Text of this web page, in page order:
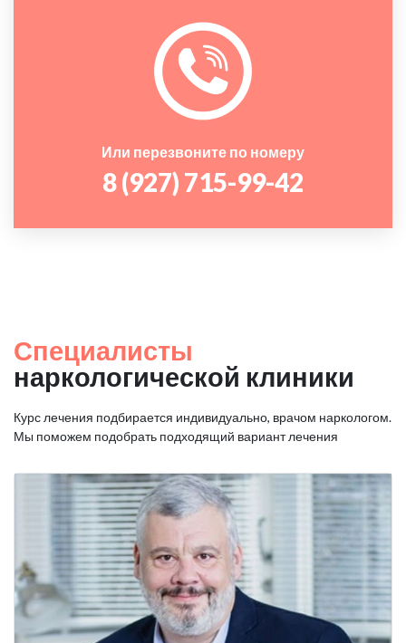
Или перезвоните по номеру
8 (927) 715-99-42
Специалисты
наркологической клиники
Курс лечения подбирается индивидуально, врачом наркологом.
Мы поможем подобрать подходящий вариант лечения